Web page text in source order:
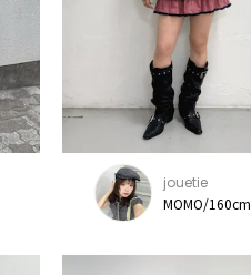
jouetie
MOMO/160cm